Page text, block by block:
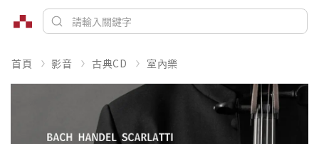
首頁 影音 古典CD 室內樂